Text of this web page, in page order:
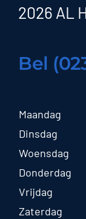
2026 AL
Bel
Maandag
Dinsdag
Woensdag
Donderdag
Vrijdag
Zaterdag